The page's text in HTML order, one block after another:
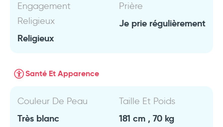
Engagement
Religieux
Religieux
Prière
Je prie régulièrement
Santé Et Apparence
Couleur De Peau
Très blanc
Taille Et Poids
181 cm , 70 kg